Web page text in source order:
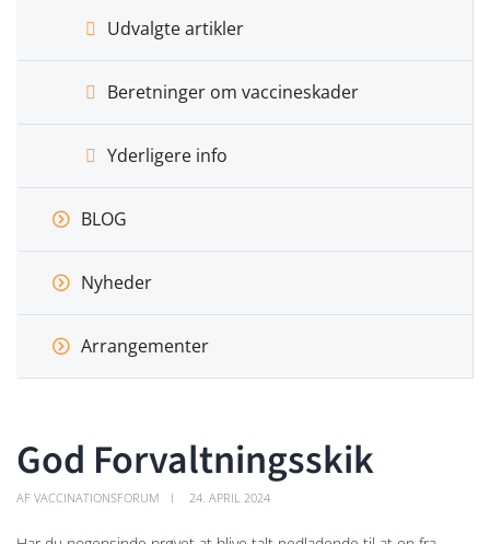
Udvalgte artikler
Beretninger om vaccineskader
Yderligere info
BLOG
Nyheder
Arrangementer
God Forvaltningsskik
AF VACCINATIONSFORUM 24. APRIL 2024